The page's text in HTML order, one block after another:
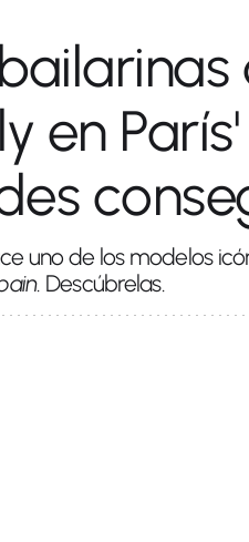
en
uno de los modelos
. Descúbrelas.